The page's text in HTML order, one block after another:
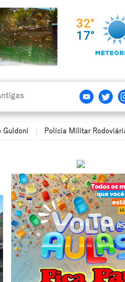
Militar Rodoviária passa a